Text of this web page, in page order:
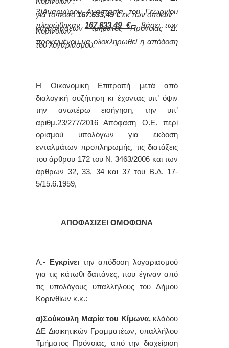
3)Αναργύρου Αναστασία του Γεωργίου
για το ποσό167.633,49€εκ των οποίων
πληρώθηκαν 167.633,49 €, βάσει των
καταστάσεων τμήματος Πρόνοιας Δ.
Κορινθίων,
προκειμένου να ολοκληρωθεί η απόδοση
του λογαριασμού.
Η Οικονομική Επιτροπή μετά από
διαλογική συζήτηση κι έχοντας υπ’ όψιν
την ανωτέρω εισήγηση, την υπ’
αριθμ.23/277/2016 Απόφαση Ο.Ε. περί
ορισμού υπολόγων για έκδοση
ενταλμάτων προπληρωμής, τις διατάξεις
του άρθρου 172 του Ν. 3463/2006 και των
άρθρων 32, 33, 34 και 37 του Β.Δ. 17-
5/15.6.1959,
ΑΠΟΦΑΣΙΖΕΙ ΟΜΟΦΩΝΑ
Α.- Εγκρίνει την απόδοση λογαριασμού
για τις κάτωθι δαπάνες, που έγιναν από
τις υπολόγους υπαλλήλους του Δήμου
Κορινθίων κ.κ.:
α)Σούκουλη Μαρία του Κίμωνα, κλάδου
ΔΕ Διοικητικών Γραμματέων, υπαλλήλου
Τμήματος Πρόνοιας, από την διαχείριση